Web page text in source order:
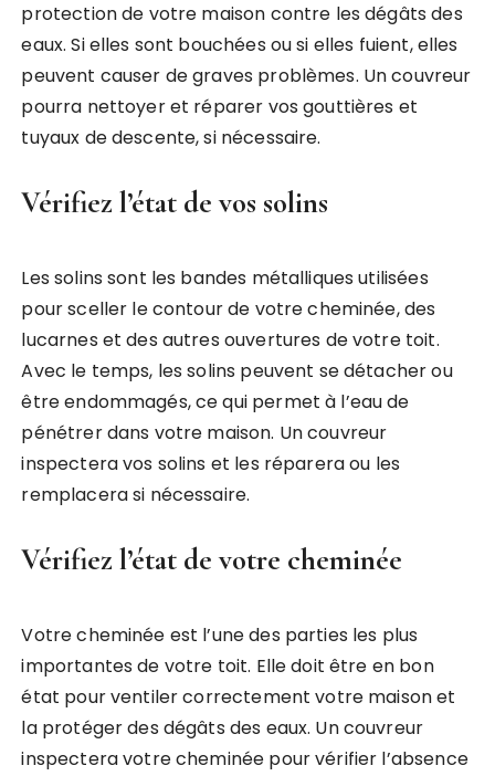
protection de votre maison contre les dégâts des
eaux. Si elles sont bouchées ou si elles fuient, elles
peuvent causer de graves problèmes. Un couvreur
pourra nettoyer et réparer vos gouttières et
tuyaux de descente, si nécessaire.
Vérifiez l’état de vos solins
Les solins sont les bandes métalliques utilisées
pour sceller le contour de votre cheminée, des
lucarnes et des autres ouvertures de votre toit.
Avec le temps, les solins peuvent se détacher ou
être endommagés, ce qui permet à l’eau de
pénétrer dans votre maison. Un couvreur
inspectera vos solins et les réparera ou les
remplacera si nécessaire.
Vérifiez l’état de votre cheminée
Votre cheminée est l’une des parties les plus
importantes de votre toit. Elle doit être en bon
état pour ventiler correctement votre maison et
la protéger des dégâts des eaux. Un couvreur
inspectera votre cheminée pour vérifier l’absence